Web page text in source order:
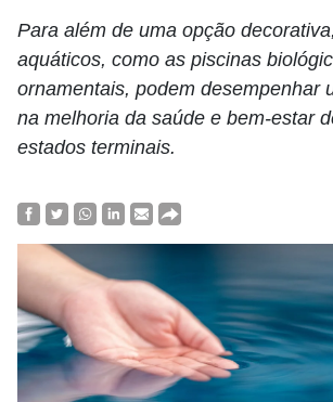
Para além de uma opção
aquáticos, como as piscinas
ornamentais, podem desempenhar
na melhoria da saúde e bem-estar
estados terminais.